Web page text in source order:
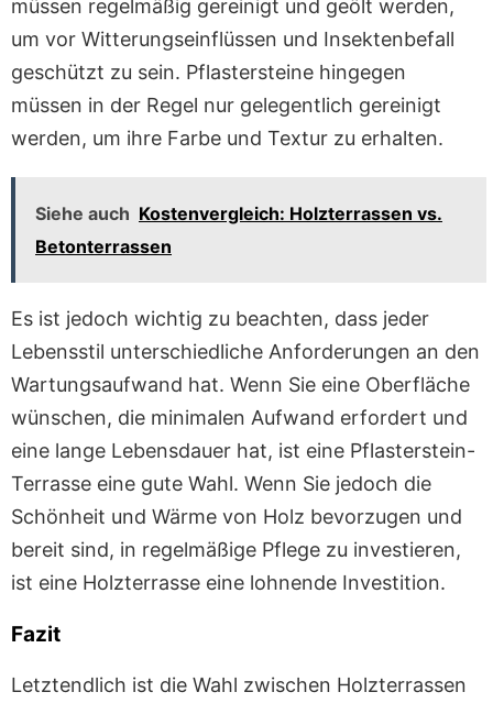
müssen regelmäßig gereinigt und geölt werden,
um vor Witterungseinflüssen und Insektenbefall
geschützt zu sein. Pflastersteine hingegen
müssen in der Regel nur gelegentlich gereinigt
werden, um ihre Farbe und Textur zu erhalten.
Siehe auch Kostenvergleich: Holzterrassen vs.
Betonterrassen
Es ist jedoch wichtig zu beachten, dass jeder
Lebensstil unterschiedliche Anforderungen an den
Wartungsaufwand hat. Wenn Sie eine Oberfläche
wünschen, die minimalen Aufwand erfordert und
eine lange Lebensdauer hat, ist eine Pflasterstein-
Terrasse eine gute Wahl. Wenn Sie jedoch die
Schönheit und Wärme von Holz bevorzugen und
bereit sind, in regelmäßige Pflege zu investieren,
ist eine Holzterrasse eine lohnende Investition.
Fazit
Letztendlich ist die Wahl zwischen Holzterrassen